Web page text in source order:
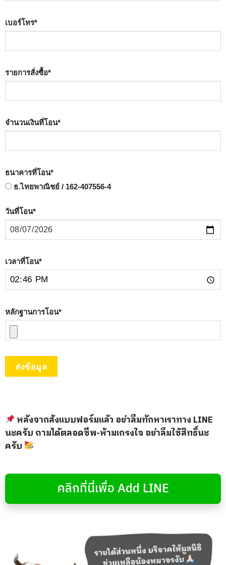
เบอร์โทร*
รายการสั่งซื้อ*
จำนวนเงินที่โอน*
ธนาคารที่โอน*
ธ.ไทยพาณิชย์ / 162-407556-4
วันที่โอน*
เวลาที่โอน*
หลักฐานการโอน*
ส่งข้อมูล
หลังจากส้งแบบฟอร์มแล้ว อย่าลืมทักหาเราทาง LINE
นะครับ ถามได้ตลอดชีพ-ห้ามเกรงใจ อย่าลืมใช้สิทธิ์นะ
ครับ
คลิกที่นี่เพื่อ Add LINE